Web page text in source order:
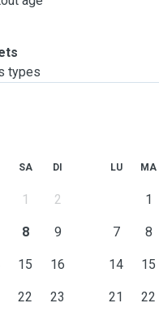
types
SA DI
1 2
8 9
15 16
22 23
LU MA
1
7 8
14 15
21 22